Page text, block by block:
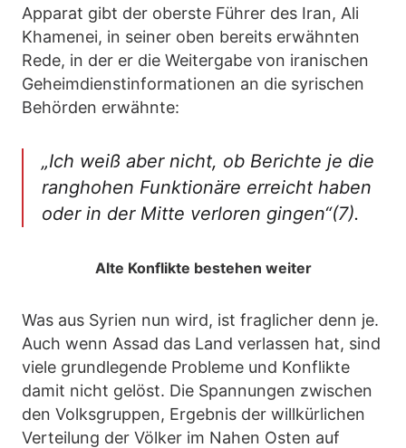
Apparat gibt der oberste Führer des Iran, Ali
Khamenei, in seiner oben bereits erwähnten
Rede, in der er die Weitergabe von iranischen
Geheimdienstinformationen an die syrischen
Behörden erwähnte:
„Ich weiß aber nicht, ob Berichte je die
ranghohen Funktionäre erreicht haben
oder in der Mitte verloren gingen“(7).
Alte Konflikte bestehen weiter
Was aus Syrien nun wird, ist fraglicher denn je.
Auch wenn Assad das Land verlassen hat, sind
viele grundlegende Probleme und Konflikte
damit nicht gelöst. Die Spannungen zwischen
den Volksgruppen, Ergebnis der willkürlichen
Verteilung der Völker im Nahen Osten auf